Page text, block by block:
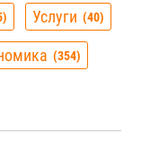
Услуги 40
354